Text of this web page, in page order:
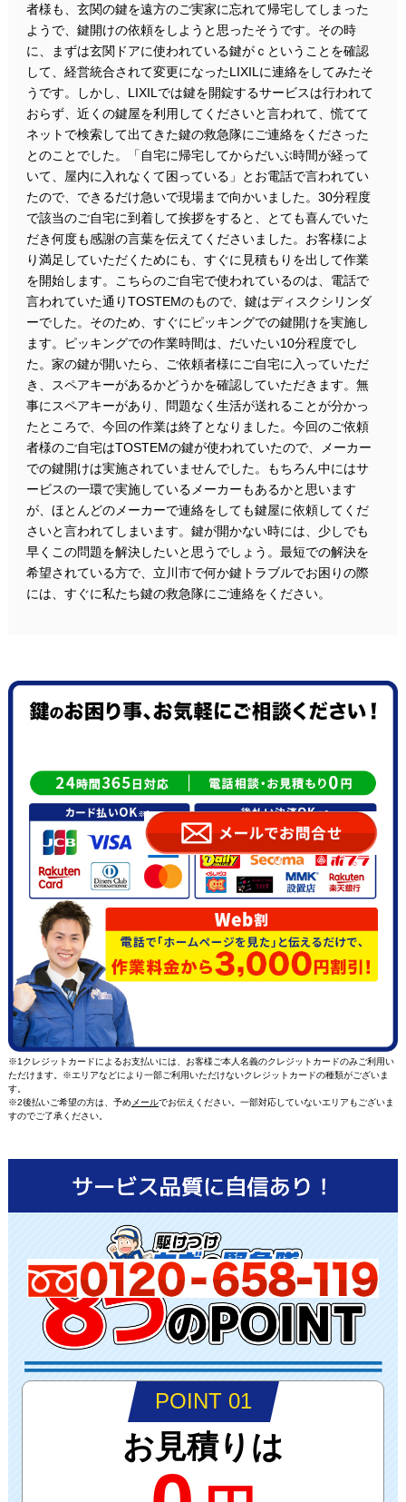
者様も、玄関の鍵を遠方のご実家に忘れて帰宅してしまった
ようで、鍵開けの依頼をしようと思ったそうです。その時
に、まずは玄関ドアに使われている鍵がｃということを確認
して、経営統合されて変更になったLIXILに連絡をしてみたそ
うです。しかし、LIXILでは鍵を開錠するサービスは行われて
おらず、近くの鍵屋を利用してくださいと言われて、慌てて
ネットで検索して出てきた鍵の救急隊にご連絡をくださった
とのことでした。「自宅に帰宅してからだいぶ時間が経って
いて、屋内に入れなくて困っている」とお電話で言われてい
たので、できるだけ急いで現場まで向かいました。30分程度
で該当のご自宅に到着して挨拶をすると、とても喜んでいた
だき何度も感謝の言葉を伝えてくださいました。お客様によ
り満足していただくためにも、すぐに見積もりを出して作業
を開始します。こちらのご自宅で使われているのは、電話で
言われていた通りTOSTEMのもので、鍵はディスクシリンダ
ーでした。そのため、すぐにピッキングでの鍵開けを実施し
ます。ピッキングでの作業時間は、だいたい10分程度でし
た。家の鍵が開いたら、ご依頼者様にご自宅に入っていただ
き、スペアキーがあるかどうかを確認していただきます。無
事にスペアキーがあり、問題なく生活が送れることが分かっ
たところで、今回の作業は終了となりました。今回のご依頼
者様のご自宅はTOSTEMの鍵が使われていたので、メーカー
での鍵開けは実施されていませんでした。もちろん中にはサ
ービスの一環で実施しているメーカーもあるかと思います
が、ほとんどのメーカーで連絡をしても鍵屋に依頼してくだ
さいと言われてしまいます。鍵が開かない時には、少しでも
早くこの問題を解決したいと思うでしょう。最短での解決を
希望されている方で、立川市で何か鍵トラブルでお困りの際
には、すぐに私たち鍵の救急隊にご連絡をください。
※1クレジットカードによるお支払いには、お客様ご本人名義のクレジットカードのみご利用い
ただけます。※エリアなどにより一部ご利用いただけないクレジットカードの種類がございま
す。
※2後払いご希望の方は、予めメールでお伝えください。一部対応していないエリアもございま
すのでご了承ください。
POINT 01
お見積りは